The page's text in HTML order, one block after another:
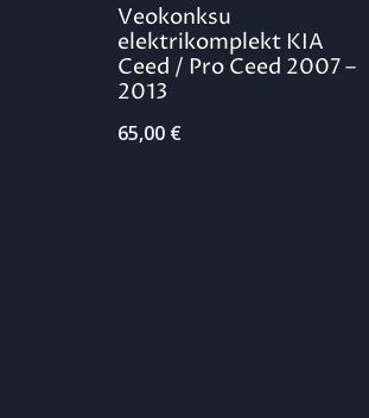
Veokonksu
elektrikomplekt KIA
Ceed / Pro Ceed 2007 –
2013
65,00 €